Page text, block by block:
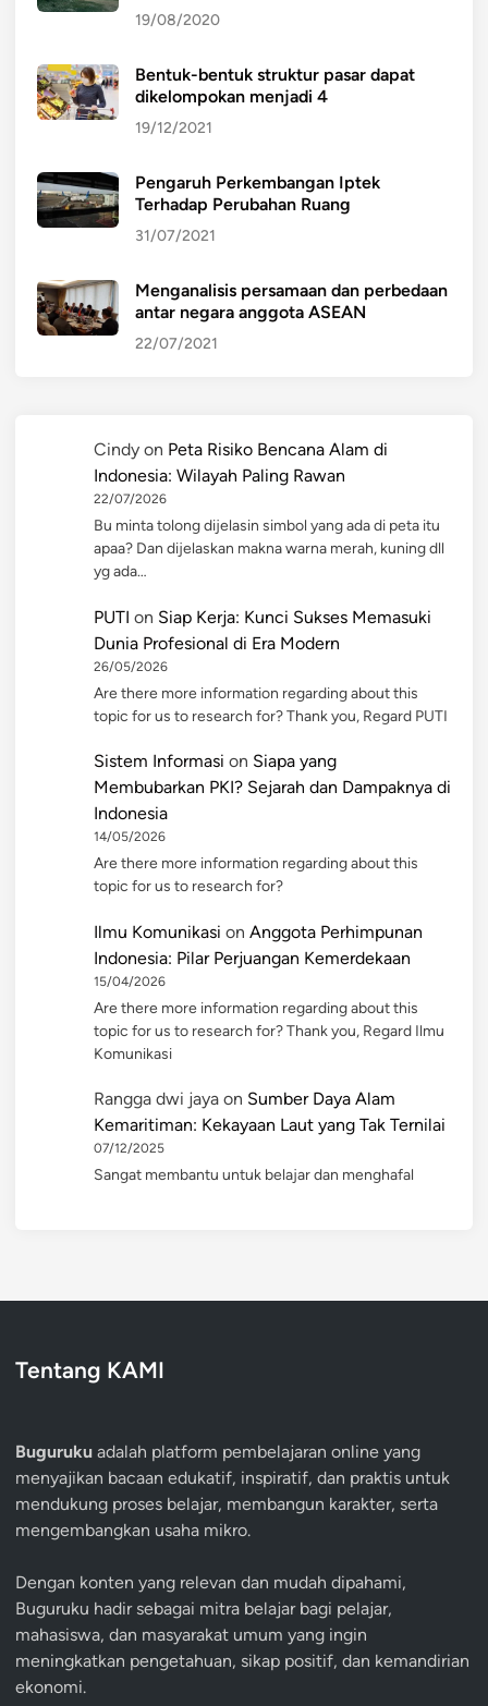
19/08/2020
Bentuk-bentuk struktur pasar dapat
dikelompokan menjadi 4
19/12/2021
Pengaruh Perkembangan Iptek
Terhadap Perubahan Ruang
31/07/2021
Menganalisis persamaan dan perbedaan
antar negara anggota ASEAN
22/07/2021
Cindy on Peta Risiko Bencana Alam di
Indonesia: Wilayah Paling Rawan
22/07/2026
Bu minta tolong dijelasin simbol yang ada di peta itu
apaa? Dan dijelaskan makna warna merah, kuning dll
yg ada…
PUTI on Siap Kerja: Kunci Sukses Memasuki
Dunia Profesional di Era Modern
26/05/2026
Are there more information regarding about this
topic for us to research for? Thank you, Regard PUTI
Sistem Informasi on Siapa yang
Membubarkan PKI? Sejarah dan Dampaknya di
Indonesia
14/05/2026
Are there more information regarding about this
topic for us to research for?
Ilmu Komunikasi on Anggota Perhimpunan
Indonesia: Pilar Perjuangan Kemerdekaan
15/04/2026
Are there more information regarding about this
topic for us to research for? Thank you, Regard Ilmu
Komunikasi
Rangga dwi jaya on Sumber Daya Alam
Kemaritiman: Kekayaan Laut yang Tak Ternilai
07/12/2025
Sangat membantu untuk belajar dan menghafal
Tentang KAMI
Buguruku adalah platform pembelajaran online yang
menyajikan bacaan edukatif, inspiratif, dan praktis untuk
mendukung proses belajar, membangun karakter, serta
mengembangkan usaha mikro.
Dengan konten yang relevan dan mudah dipahami,
Buguruku hadir sebagai mitra belajar bagi pelajar,
mahasiswa, dan masyarakat umum yang ingin
meningkatkan pengetahuan, sikap positif, dan kemandirian
ekonomi.